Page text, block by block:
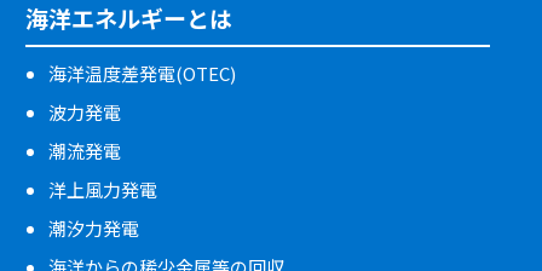
海洋エネルギーとは
海洋温度差発電(OTEC)
波力発電
潮流発電
洋上風力発電
潮汐力発電